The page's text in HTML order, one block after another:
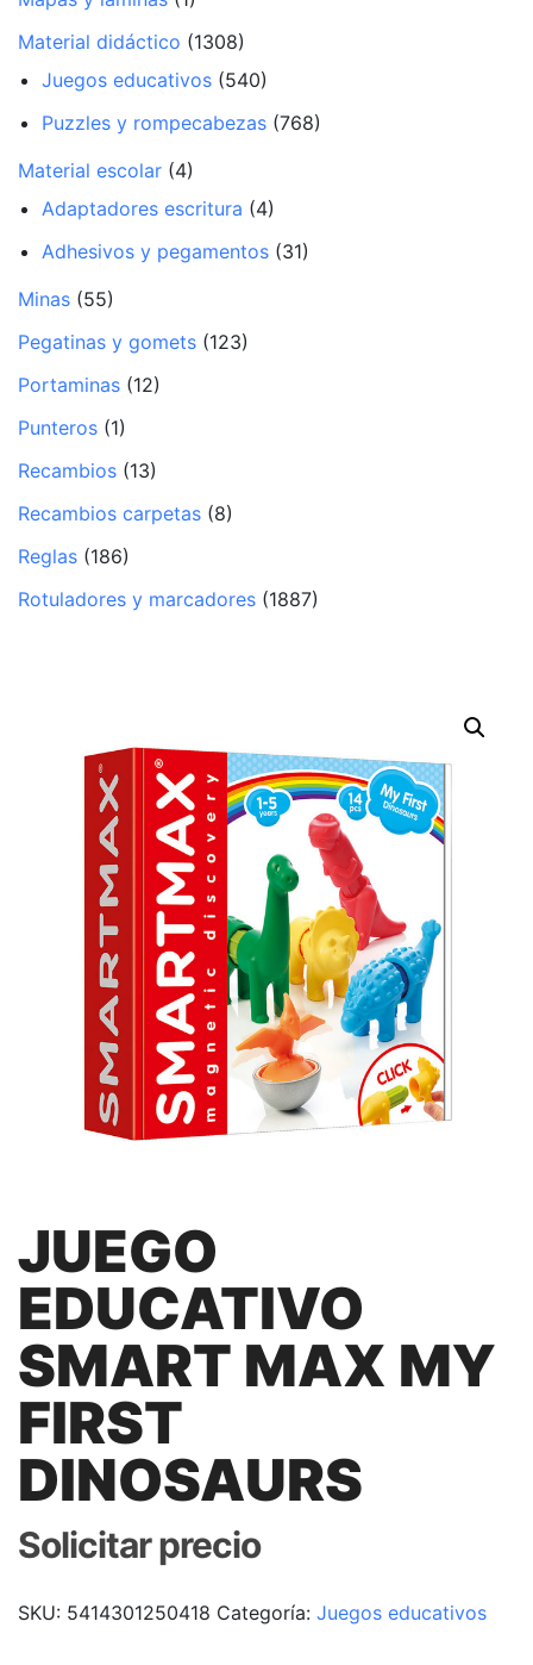
Material didáctico (1308)
Juegos educativos (540)
Puzzles y rompecabezas (768)
Material escolar (4)
Adaptadores escritura (4)
Adhesivos y pegamentos (31)
Minas (55)
Pegatinas y gomets (123)
Portaminas (12)
Punteros (1)
Recambios (13)
Recambios carpetas (8)
Reglas (186)
Rotuladores y marcadores (1887)
JUEGO
EDUCATIVO
SMART MAX MY
FIRST
DINOSAURS
Solicitar precio
SKU: 5414301250418 Categoría: Juegos educativos